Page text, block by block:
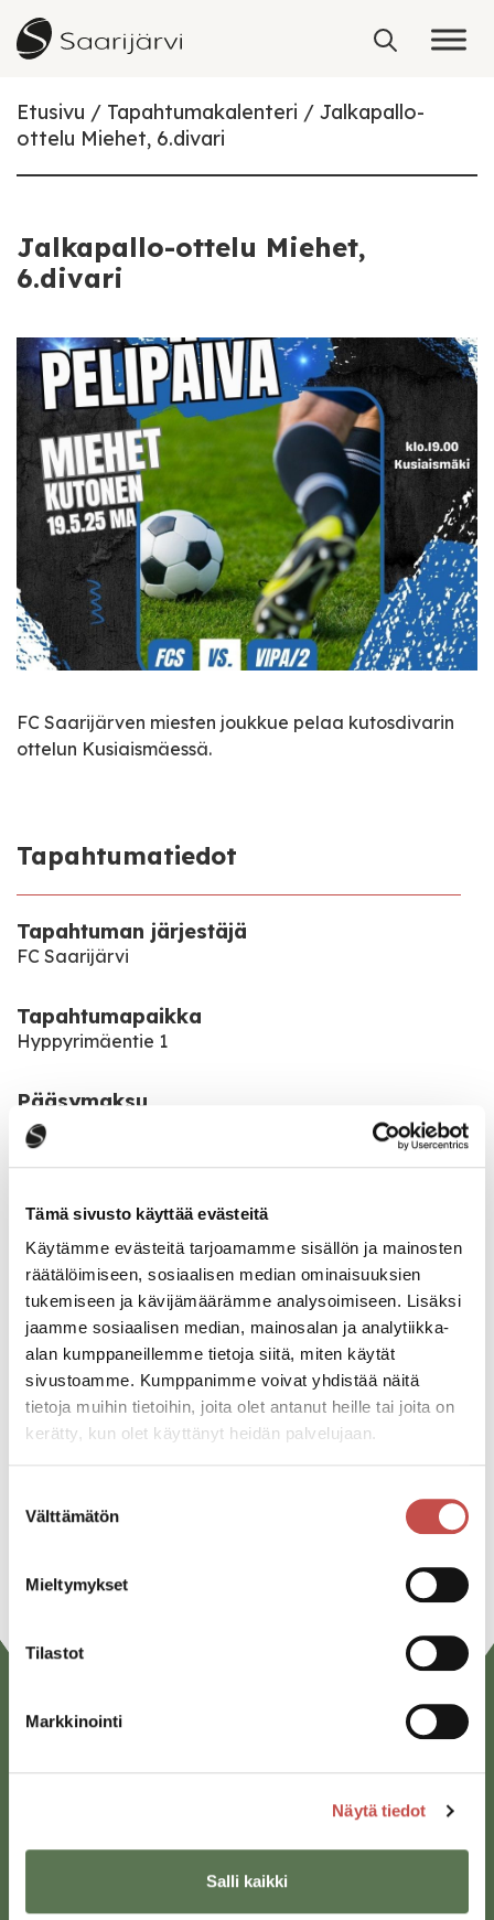
Tämä sivusto käyttää evästeitä
Käytämme evästeitä tarjoamamme sisällön ja mainosten
räätälöimiseen, sosiaalisen median ominaisuuksien
tukemiseen ja kävijämäärämme analysoimiseen. Lisäksi
jaamme sosiaalisen median, mainosalan ja analytiikka-
alan kumppaneillemme tietoja siitä, miten käytät
sivustoamme. Kumppanimme voivat yhdistää näitä
tietoja muihin tietoihin, joita olet antanut heille tai joita on
kerätty, kun olet käyttänyt heidän palvelujaan.
valinta
Välttämätön
Mieltymykset
Tilastot
Markkinointi
Näytä tiedot
Salli kaikki
Skip to content
Etusivu Tapahtumakalenteri
Jalkapallo-
ottelu Miehet, 6.divari
Jalkapallo-ottelu Miehet,
6.divari
FC Saarijärven miesten joukkue pelaa kutosdivarin
ottelun Kusiaismäessä.
Tapahtumatiedot
Tapahtuman järjestäjä
FC Saarijärvi
Tapahtumapaikka
Hyppyrimäentie 1
Pääsymaksu
Tämä urheilujuhla on maksuton!
Katso kaikki tapahtumat
Jaa tapahtuma:
Facebook
Twitter